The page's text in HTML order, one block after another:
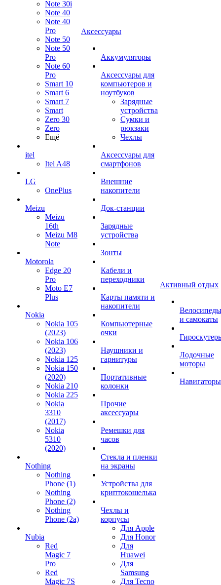
Note 30i
Note 40
Note 40
Pro
Note 50
Note 50
Pro
Note 60
Pro
Smart 10
Smart 6
Smart 7
Smart
Zero 30
Zero
Ещё
itel
Itel A48
LG
OnePlus
Meizu
Meizu
16th
Meizu M8
Note
Motorola
Edge 20
Pro
Moto E7
Plus
Nokia
Nokia 105
(2023)
Nokia 106
(2023)
Nokia 125
Nokia 150
(2020)
Nokia 210
Nokia 225
Nokia
3310
(2017)
Nokia
5310
(2020)
Nothing
Nothing
Phone (1)
Nothing
Phone (2)
Nothing
Phone (2a)
Nubia
Red
Magic 7
Pro
Red
Magic 7S
Аксессуары
Аккумуляторы
Аксессуары для
компьютеров и
ноутбуков
Зарядные
устройства
Сумки и
рюкзаки
Чехлы
Аксессуары для
смартфонов
Внешние
накопители
Док-станции
Зарядные
устройства
Зонты
Кабели и
переходники
Карты памяти и
накопители
Компьютерные
очки
Наушники и
гарнитуры
Портативные
колонки
Прочие
аксессуары
Ремешки для
часов
Стекла и пленки
на экраны
Устройства для
криптокошелька
Чехлы и
корпусы
Для Apple
Для Honor
Для
Huawei
Для
Samsung
Для Tecno
Активный отдых
Велосипеды
и самокаты
Лодочные
моторы
Навигаторы